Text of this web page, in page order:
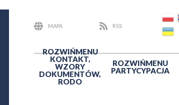
MAPA
RSS
ROZWIŃMENU
KONTAKT,
WZORY
DOKUMENTÓW,
RODO
ROZWIŃMENU
PARTYCYPACJA